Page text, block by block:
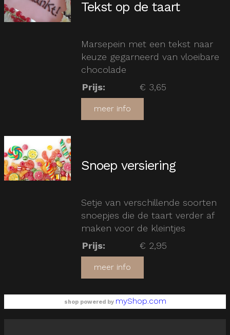
Tekst op de taart
Marsepein met een tekst naar
keuze gegarneerd van vloeibare
chocolade
Prijs: € 3,65
meer info
Snoep versiering
Setje van verschillende soorten
snoepjes die de taart verder af
maken voor de kleintjes
Prijs: € 2,95
meer info
shop powered by myShop.com